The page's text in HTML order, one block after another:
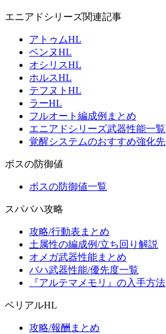
エニアドシリーズ関連記事
アトゥムHL
ベンヌHL
オシリスHL
ホルスHL
テフヌトHL
ラーHL
フルオート編成例まとめ
エニアドシリーズ武器性能一覧
覚醒システムのおすすめ強化先
ボスの防御値
ボスの防御値一覧
スパバハ攻略
攻略/行動表まとめ
土属性の編成例/立ち回り解説
オメガ武器性能まとめ
バハ武器性能/優先度一覧
『アルテマメモリ』の入手方法
ベリアルHL
攻略/報酬まとめ